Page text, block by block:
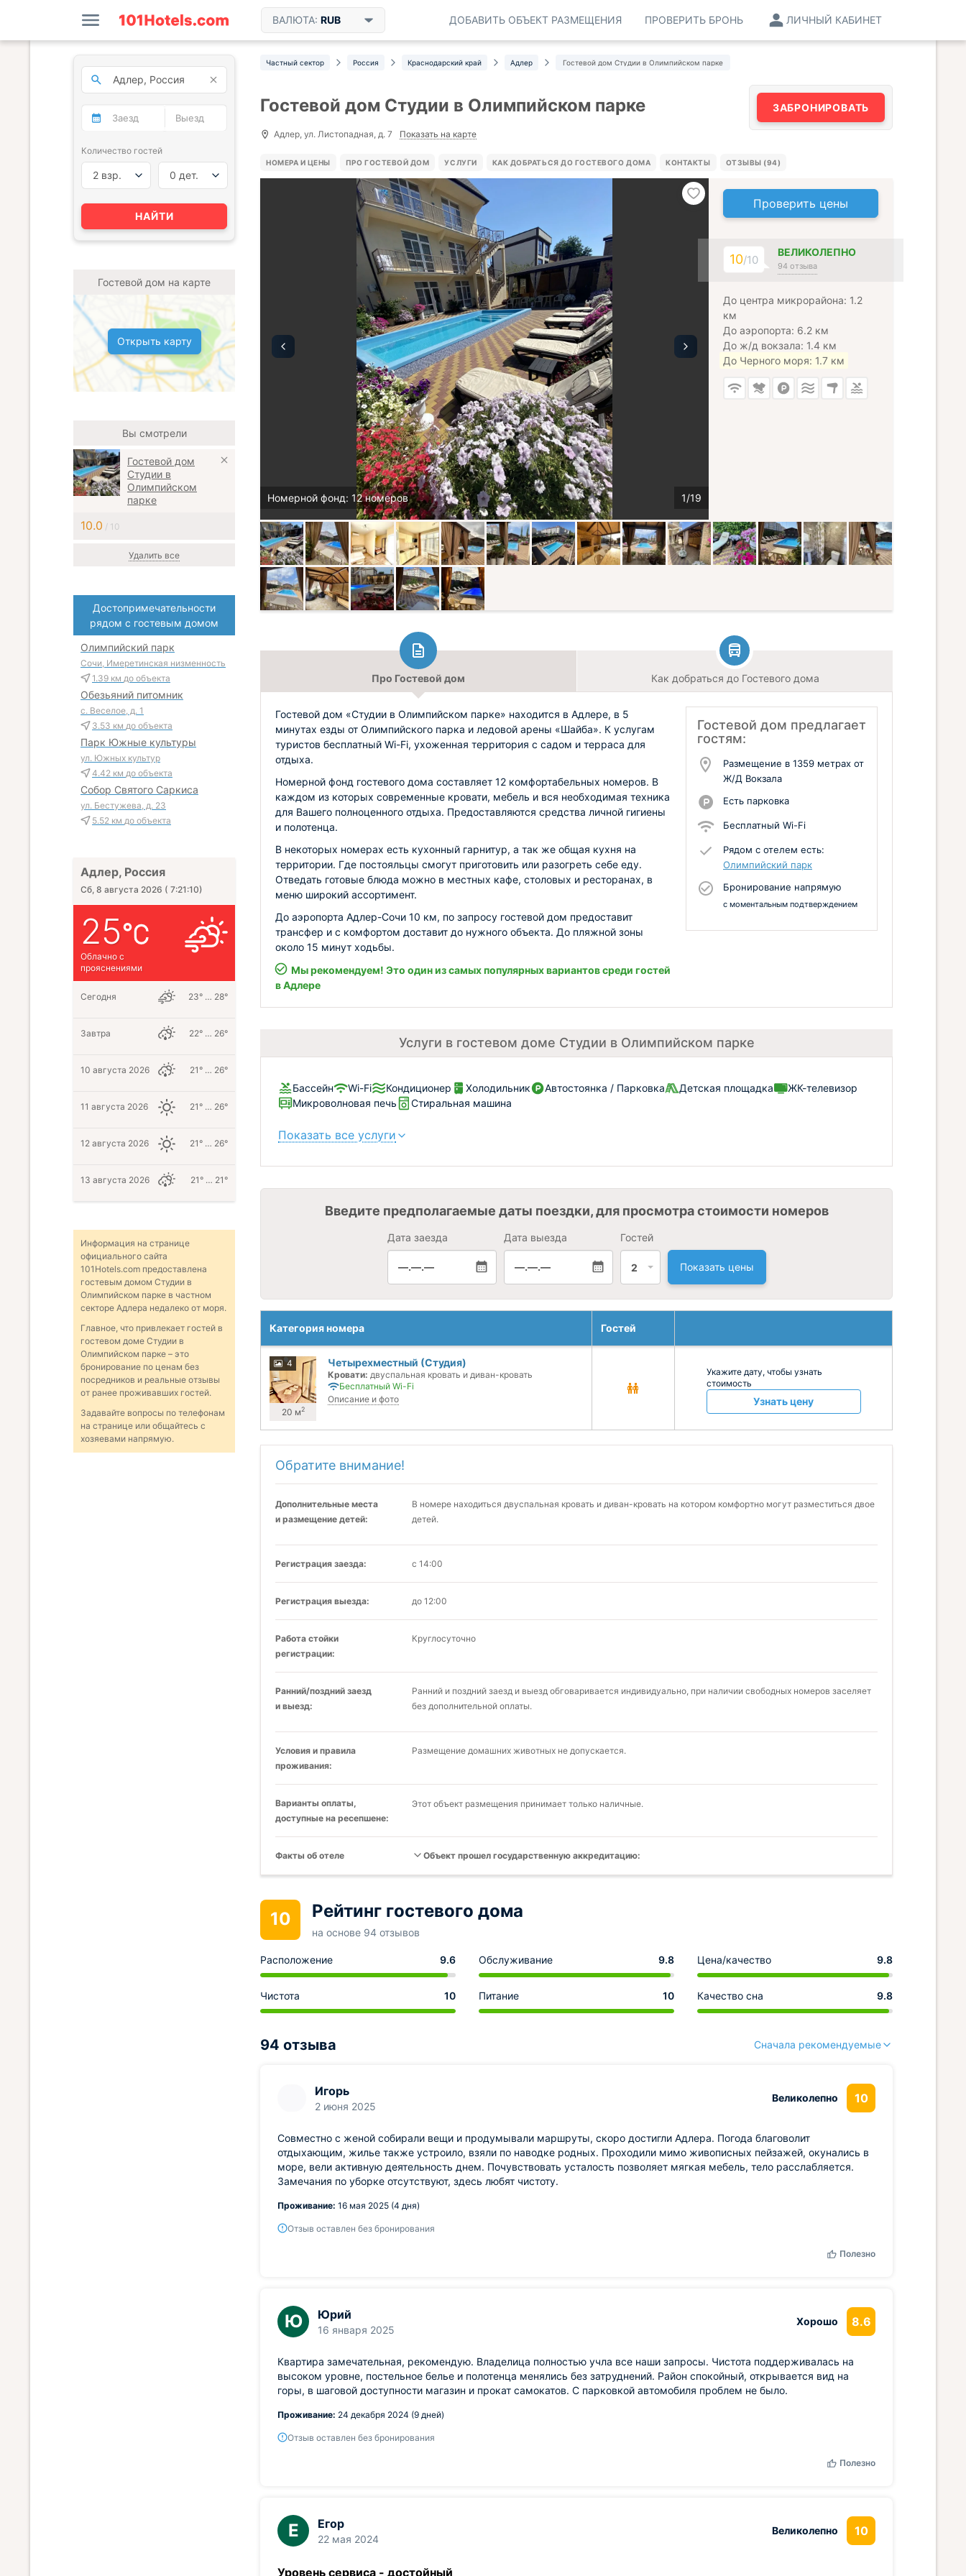
ВАЛЮТА: RUB ЛИЧНЫЙ КАБИНЕТ
ПРОВЕРИТЬ БРОНЬ
ДОБАВИТЬ ОБЪЕКТ РАЗМЕЩЕНИЯ
Частный сектор Россия Краснодарский край Адлер Гостевой дом Студии в Олимпийском парке
Гостевой дом Студии в Олимпийском парке
Адлер, ул. Листопадная, д. 7 Показать на карте
ЗАБРОНИРОВАТЬ
НОМЕРА И ЦЕНЫ ПРО ГОСТЕВОЙ ДОМ УСЛУГИ КАК ДОБРАТЬСЯ ДО ГОСТЕВОГО ДОМА КОНТАКТЫ ОТЗЫВЫ (94)
Номерной фонд: 12 номеров
Проверить цены
10/10
ВЕЛИКОЛЕПНО
94 отзыва
До центра микрорайона: 1.2
км
До аэропорта: 6.2 км
До ж/д вокзала: 1.4 км
До Черного моря: 1.7 км
Про Гостевой дом Как добраться до Гостевого дома
Гостевой дом предлагает
гостям:
Размещение в 1359 метрах от
Ж/Д Вокзала
Есть парковка
Бесплатный Wi-Fi
Рядом с отелем есть:
Олимпийский парк
Бронирование напрямую
с моментальным подтверждением
Гостевой дом «Студии в Олимпийском парке» находится в Адлере, в 5
минутах езды от Олимпийского парка и ледовой арены «Шайба». К услугам
туристов бесплатный Wi-Fi, ухоженная территория с садом и терраса для
отдыха.
Номерной фонд гостевого дома составляет 12 комфортабельных номеров. В
каждом из которых современные кровати, мебель и вся необходимая техника
для Вашего полноценного отдыха. Предоставляются средства личной гигиены
и полотенца.
В некоторых номерах есть кухонный гарнитур, а так же общая кухня на
территории. Где постояльцы смогут приготовить или разогреть себе еду.
Отведать готовые блюда можно в местных кафе, столовых и ресторанах, в
меню широкий ассортимент.
До аэропорта Адлер-Сочи 10 км, по запросу гостевой дом предоставит
трансфер и с комфортом доставит до нужного объекта. До пляжной зоны
около 15 минут ходьбы.
Мы рекомендуем! Это один из самых популярных вариантов среди гостей
в Адлере
Услуги в гостевом доме Студии в Олимпийском парке
Бассейн Wi-Fi Кондиционер Холодильник Автостоянка / Парковка Детская площадка
ЖК-телевизор
Микроволновая печь
Стиральная машина
Показать все услуги
Введите предполагаемые даты поездки, для просмотра стоимости номеров
Дата заезда
—.—.—
Дата выезда
—.—.—
Гостей
2 Показать цены
Категория номера Гостей
4
20 м2
Четырехместный (Студия)
Кровати: двуспальная кровать и диван-кровать
Бесплатный Wi-Fi
Описание и фото
Укажите дату, чтобы узнать
стоимость
Узнать цену
Обратите внимание!
Дополнительные места
и размещение детей:
В номере находиться двуспальная кровать и диван-кровать на котором комфортно могут разместиться двое
детей.
Регистрация заезда: с 14:00
Регистрация выезда: до 12:00
Работа стойки
регистрации:
Круглосуточно
Ранний/поздний заезд
и выезд:
Ранний и поздний заезд и выезд обговаривается индивидуально, при наличии свободных номеров заселяет
без дополнительной оплаты.
Условия и правила
проживания:
Размещение домашних животных не допускается.
Варианты оплаты,
доступные на ресепшене:
Этот объект размещения принимает только наличные.
Факты об отеле Объект прошел государственную аккредитацию:
10 Рейтинг гостевого дома
на основе 94 отзывов
Расположение 9.6 Обслуживание 9.8 Цена/качество 9.8
Чистота 10 Питание 10 Качество сна 9.8
94 отзыва Сначала рекомендуемые
Игорь
2 июня 2025
Великолепно 10
Совместно с женой собирали вещи и продумывали маршруты, скоро достигли Адлера. Погода благоволит
отдыхающим, жилье также устроило, взяли по наводке родных. Проходили мимо живописных пейзажей, окунались в
море, вели активную деятельность днем. Почувствовать усталость позволяет мягкая мебель, тело расслабляется.
Замечания по уборке отсутствуют, здесь любят чистоту.
Проживание: 16 мая 2025 (4 дня)
Отзыв оставлен без бронирования
Полезно
Ю Юрий
16 января 2025
Хорошо 8.6
Квартира замечательная, рекомендую. Владелица полностью учла все наши запросы. Чистота поддерживалась на
высоком уровне, постельное белье и полотенца менялись без затруднений. Район спокойный, открывается вид на
горы, в шаговой доступности магазин и прокат самокатов. С парковкой автомобиля проблем не было.
Проживание: 24 декабря 2024 (9 дней)
Отзыв оставлен без бронирования
Полезно
Е Егор
22 мая 2024
Великолепно 10
Уровень сервиса - достойный
Количество гостей
2 взр. 0 дет.
НАЙТИ
Гостевой дом на карте
Открыть карту
Вы смотрели
Гостевой дом
Студии в
Олимпийском
парке
10.0 / 10
Удалить все
Достопримечательности
рядом с гостевым домом
Олимпийский парк
Сочи, Имеретинская низменность
1.39 км до объекта
Обезьяний питомник
с. Веселое, д. 1
3.53 км до объекта
Парк Южные культуры
ул. Южных культур
4.42 км до объекта
Собор Святого Саркиса
ул. Бестужева, д. 23
5.52 км до объекта
Адлер, Россия
Сб, 8 августа 2026 ( 7:21:11)
25
Облачно с
прояснениями
Сегодня 23° … 28°
Завтра 22° … 26°
10 августа 2026 21° … 26°
11 августа 2026 21° … 26°
12 августа 2026 21° … 26°
13 августа 2026 21° … 21°
Информация на странице
официального сайта
101Hotels.com предоставлена
гостевым домом Студии в
Олимпийском парке в частном
секторе Адлера недалеко от моря.
Главное, что привлекает гостей в
гостевом доме Студии в
Олимпийском парке – это
бронирование по ценам без
посредников и реальные отзывы
от ранее проживавших гостей.
Задавайте вопросы по телефонам
на странице или общайтесь с
хозяевами напрямую.